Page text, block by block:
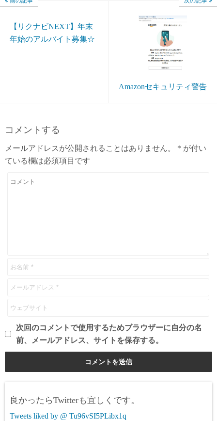
【リクナビNEXT】年末
年始のアルバイト募集☆
Amazonセキュリティ警告
コメントする
メールアドレスが公開されることはありません。 * が付い
ている欄は必須項目です
次回のコメントで使用するためブラウザーに自分の名
前、メールアドレス、サイトを保存する。
良かったらTwitterも宜しくです。
Tweets liked by @ Tu96vSI5PLibx1q